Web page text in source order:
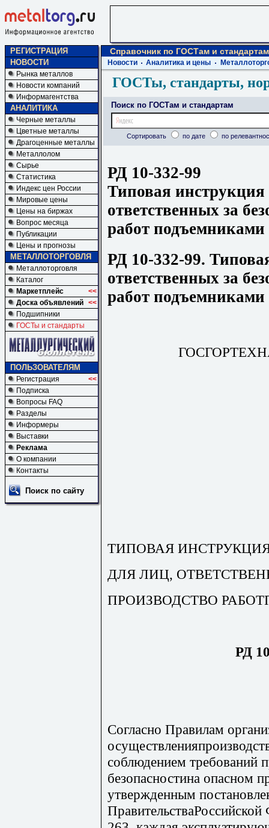
РЕГИСТРАЦИЯ
НОВОСТИ
Рынка металлов
Новости компаний
Информагентства
АНАЛИТИКА
Черные металлы
Цветные металлы
Драгоценные металлы
Металлолом
Сырье
Статистика
Индекс цен России
Мировые цены
Цены на биржах
Вопрос месяца
Публикации
Цены и прогнозы
МЕТАЛЛОТОРГОВЛЯ
Металлоторговля
Каталог
Маркетплейс
<<
Доска объявлений <<
Подшипники
ГОСТы и стандарты
ПОЛЬЗОВАТЕЛЯМ
Регистрация
<<
Подписка
Вопросы FAQ
Разделы
Информеры
Выставки
Реклама
О компании
Контакты
Поиск по сайту
Справочник по ГОСТам и стандартам
Новости Аналитика и цены
ГОСТы, стандарты,
Поиск по ГОСТам и стандартам
Сортировать по дате по
РД 10-332-99
Типовая
ответственных за
работ подъемниками
РД 10-332-99.
ответственных за
работ подъемниками
ТИПОВАЯ
ДЛЯ ЛИЦ,
ПРОИЗВОДСТВО
РД
Согласно Правилам
соблюдением требований
безопасностина опасном
утвержденным